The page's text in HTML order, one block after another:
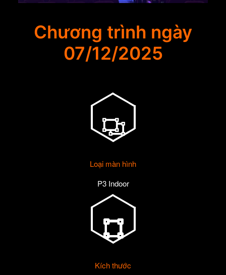
Chương trình ngày
07/12/2025
Loại màn hình
P3 Indoor
Kích thước